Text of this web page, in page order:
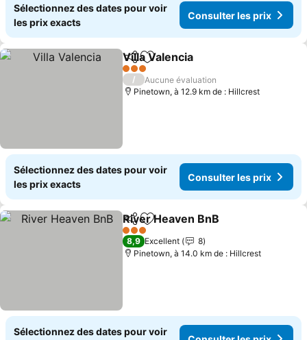
Sélectionnez des dates pour voir
les prix exacts
Consulter les prix
PartagerAjouter à mes favoris
Villa Valencia
3 Étoiles
/
Aucune évaluation
Pinetown, à 12.9 km de : Hillcrest
Sélectionnez des dates pour voir
les prix exacts
Consulter les prix
PartagerAjouter à mes favoris
River Heaven BnB
3 Étoiles
8,9 Excellent
8
Pinetown, à 14.0 km de : Hillcrest
Sélectionnez des dates pour voir